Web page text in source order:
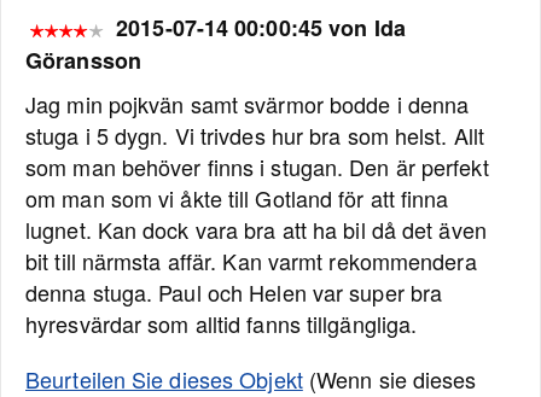
2015-07-14 00:00:45 von Ida
Göransson
Jag min pojkvän samt svärmor bodde i denna
stuga i 5 dygn. Vi trivdes hur bra som helst. Allt
som man behöver finns i stugan. Den är perfekt
om man som vi åkte till Gotland för att finna
lugnet. Kan dock vara bra att ha bil då det även
bit till närmsta affär. Kan varmt rekommendera
denna stuga. Paul och Helen var super bra
hyresvärdar som alltid fanns tillgängliga.
Beurteilen Sie dieses Objekt(Wenn sie dieses